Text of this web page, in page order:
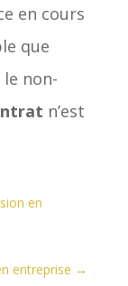
en cours
que
non-
n’est
en
entreprise →